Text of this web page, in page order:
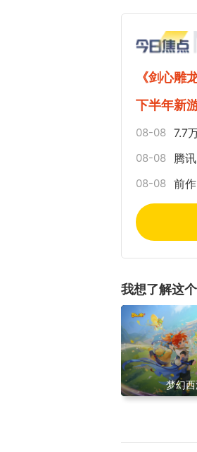
《剑心雕
下半年新
08-08 7.7
08-08 腾
08-08 前
我想了解这个
梦幻